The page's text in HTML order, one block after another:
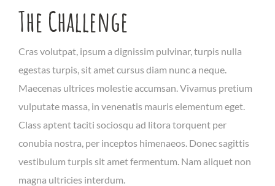
The Challenge
Cras volutpat, ipsum a dignissim pulvinar, turpis nulla
egestas turpis, sit amet cursus diam nunc a neque.
Maecenas ultrices molestie accumsan. Vivamus pretium
vulputate massa, in venenatis mauris elementum eget.
Class aptent taciti sociosqu ad litora torquent per
conubia nostra, per inceptos himenaeos. Donec sagittis
vestibulum turpis sit amet fermentum. Nam aliquet non
magna ultricies interdum.